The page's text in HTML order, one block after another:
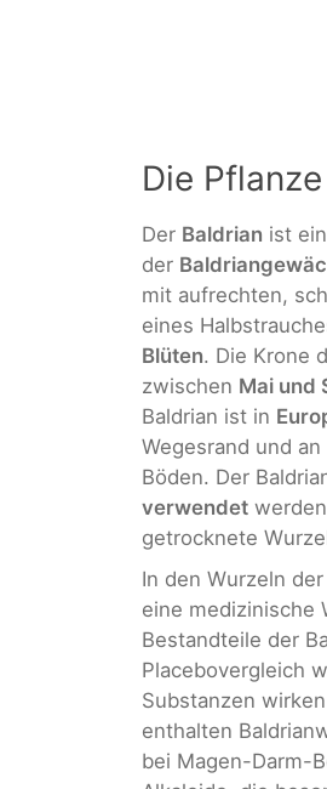
Die Pflanze
Der Baldrian ist
der
mit aufrechten,
eines
Blüten. Die Krone
zwischen Mai und
Baldrian ist in
Wegesrand und
Böden. Der
verwendet
getrocknete
In den Wurzeln
eine medizinische
Bestandteile der
Placebovergleich
Substanzen
enthalten
bei Magen-Darm-